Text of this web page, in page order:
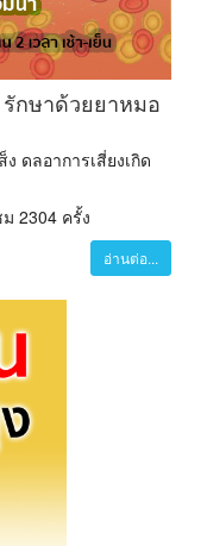
รักษาด้วยยาหมอ
ดลอาการเสี่ยงเกิด
2304 ครั้ง
อ่านต่อ...